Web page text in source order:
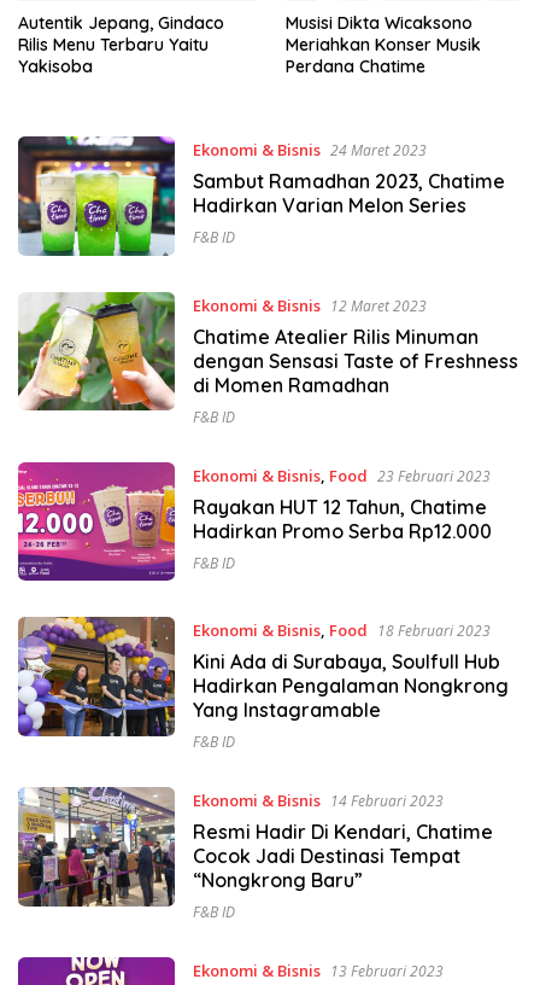
Autentik Jepang, Gindaco
Rilis Menu Terbaru Yaitu
Yakisoba
Musisi Dikta Wicaksono
Meriahkan Konser Musik
Perdana Chatime
Ekonomi & Bisnis 24 Maret 2023
Sambut Ramadhan 2023, Chatime
Hadirkan Varian Melon Series
F&B ID
Ekonomi & Bisnis 12 Maret 2023
Chatime Atealier Rilis Minuman
dengan Sensasi Taste of Freshness
di Momen Ramadhan
F&B ID
Ekonomi & Bisnis, Food 23 Februari 2023
Rayakan HUT 12 Tahun, Chatime
Hadirkan Promo Serba Rp12.000
F&B ID
Ekonomi & Bisnis, Food 18 Februari 2023
Kini Ada di Surabaya, Soulfull Hub
Hadirkan Pengalaman Nongkrong
Yang Instagramable
F&B ID
Ekonomi & Bisnis 14 Februari 2023
Resmi Hadir Di Kendari, Chatime
Cocok Jadi Destinasi Tempat
“Nongkrong Baru”
F&B ID
Ekonomi & Bisnis 13 Februari 2023